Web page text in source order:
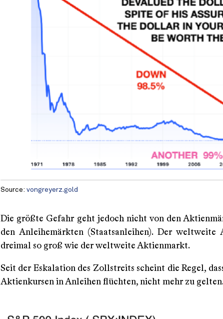
Source: vongreyerz.gold
Die größte Gefahr geht jedoch nicht von den
den Anleihemärkten (Staatsanleihen). Der
dreimal so groß wie der weltweite Aktienmarkt.
Seit der Eskalation des Zollstreits scheint die Regel,
Aktienkursen in Anleihen flüchten, nicht mehr zu